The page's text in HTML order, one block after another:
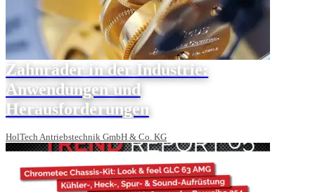
Zahnräder in der Industrie:
Anwendungen und
Herausforderungen
HolTech Antriebstechnik GmbH & Co. KG